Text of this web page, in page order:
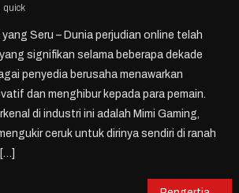
quick
yang Seru – Dunia perjudian online telah
signifikan selama beberapa dekade
penyedia berusaha menawarkan
dan menghibur kepada para pemain.
di industri ini adalah Mimi Gaming,
ceruk untuk dirinya sendiri di ranah